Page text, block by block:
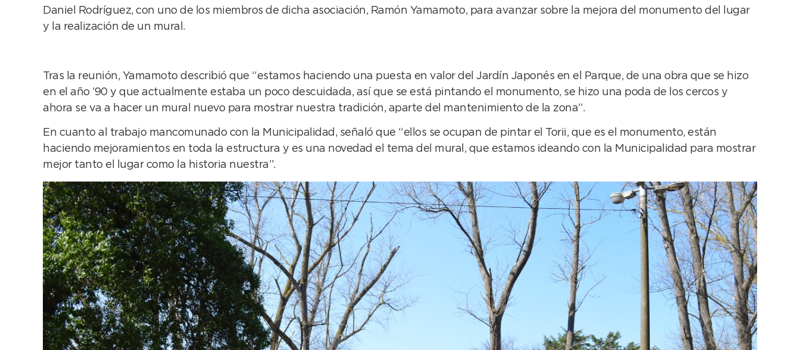
Daniel Rodríguez, con uno de los miembros de dicha asociación, Ramón Yamamoto, para avanzar sobre la mejora del monumento del lugar
y la realización de un mural.
Tras la reunión, Yamamoto describió que “estamos haciendo una puesta en valor del Jardín Japonés en el Parque, de una obra que se hizo
en el año ’90 y que actualmente estaba un poco descuidada, así que se está pintando el monumento, se hizo una poda de los cercos y
ahora se va a hacer un mural nuevo para mostrar nuestra tradición, aparte del mantenimiento de la zona”.
En cuanto al trabajo mancomunado con la Municipalidad, señaló que “ellos se ocupan de pintar el Torii, que es el monumento, están
haciendo mejoramientos en toda la estructura y es una novedad el tema del mural, que estamos ideando con la Municipalidad para mostrar
mejor tanto el lugar como la historia nuestra”.